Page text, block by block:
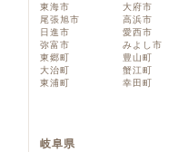
東海市
大府市
尾張旭市
高浜市
日進市
愛西市
弥富市
みよし市
東郷町
豊山町
大治町
蟹江町
東浦町
幸田町
岐阜県